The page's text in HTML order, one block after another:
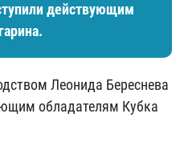
действующим
Леонида Береснева
обладателям Кубка